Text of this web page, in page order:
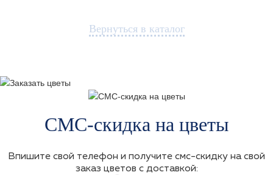
Вернуться в каталог
СМС-скидка на цветы
Впишите свой телефон и получите смс-скидку на свой
заказ цветов с доставкой: